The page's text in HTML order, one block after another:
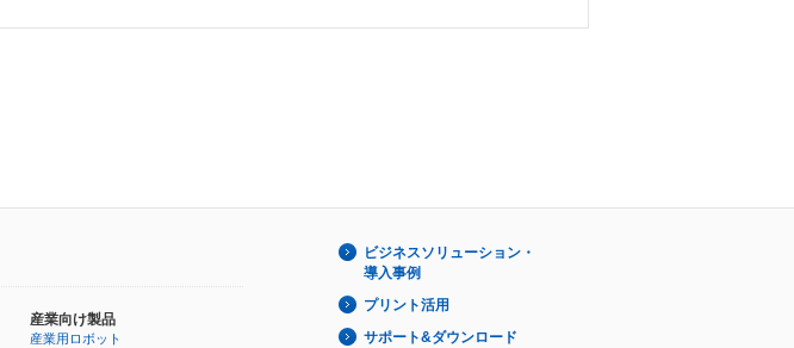
産業向け製品
産業用ロボット
ビジネスソリューション・
導入事例
プリント活用
サポート&ダウンロード